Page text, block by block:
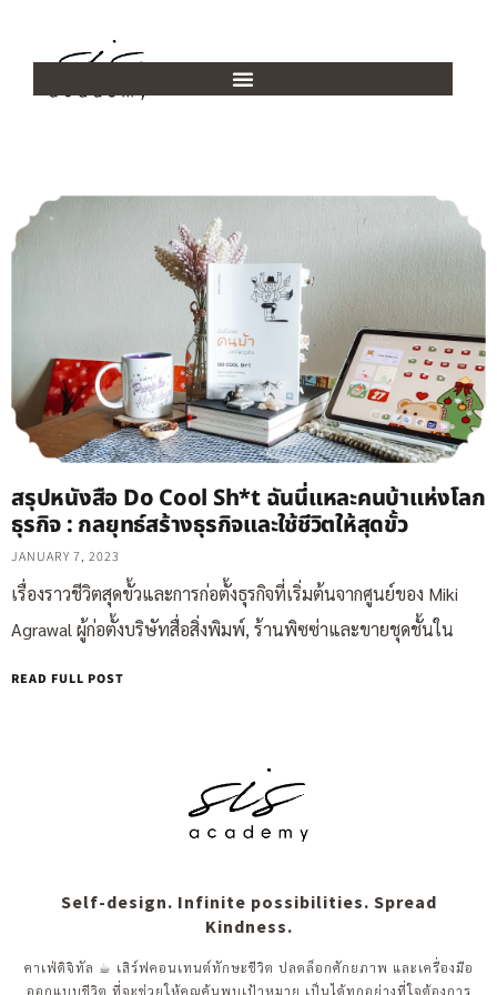
สรุปหนังสือ Do Cool Sh*t ฉันนี่แหละคนบ้าแห่งโลก
ธุรกิจ : กลยุทธ์สร้างธุรกิจและใช้ชีวิตให้สุดขั้ว
JANUARY 7, 2023
เรื่องราวชีวิตสุดขั้วและการก่อตั้งธุรกิจที่เริ่มต้นจากศูนย์ของ Miki
Agrawal ผู้ก่อตั้งบริษัทสื่อสิ่งพิมพ์, ร้านพิซซ่าและขายชุดชั้นใน
READ FULL POST
Self-design. Infinite possibilities. Spread
Kindness.
คาเฟ่ดิจิทัล ☕︎ เสิร์ฟคอนเทนต์ทักษะชีวิต ปลดล็อกศักยภาพ และเครื่องมือ
ออกแบบชีวิต ที่จะช่วยให้คุณค้นพบเป้าหมาย เป็นได้ทุกอย่างที่ใจต้องการ